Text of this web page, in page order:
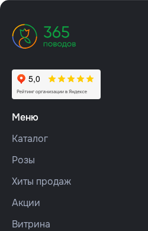
Меню
Каталог
Розы
Хиты продаж
Акции
Витрина